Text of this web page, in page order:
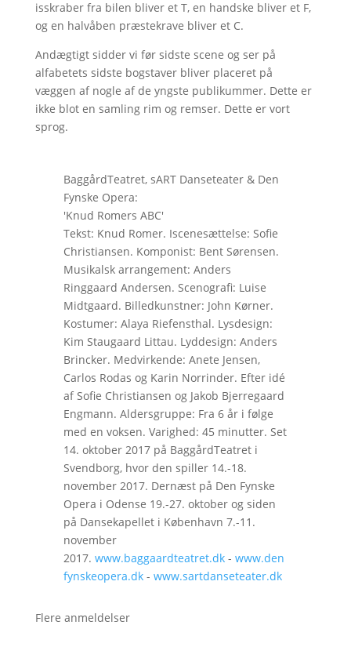
isskraber fra bilen bliver et T, en handske bliver et F,
og en halvåben præstekrave bliver et C.
Andægtigt sidder vi før sidste scene og ser på
alfabetets sidste bogstaver bliver placeret på
væggen af nogle af de yngste publikummer. Dette er
ikke blot en samling rim og remser. Dette er vort
sprog.
BaggårdTeatret, sART Danseteater & Den
Fynske Opera:
'Knud Romers ABC'
Tekst: Knud Romer. Iscenesættelse: Sofie
Christiansen. Komponist: Bent Sørensen.
Musikalsk arrangement: Anders
Ringgaard Andersen. Scenografi: Luise
Midtgaard. Billedkunstner: John Kørner.
Kostumer: Alaya Riefensthal. Lysdesign:
Kim Staugaard Littau. Lyddesign: Anders
Brincker. Medvirkende: Anete Jensen,
Carlos Rodas og Karin Norrinder. Efter idé
af Sofie Christiansen og Jakob Bjerregaard
Engmann. Aldersgruppe: Fra 6 år i følge
med en voksen. Varighed: 45 minutter. Set
14. oktober 2017 på BaggårdTeatret i
Svendborg, hvor den spiller 14.-18.
november 2017. Dernæst på Den Fynske
Opera i Odense 19.-27. oktober og siden
på Dansekapellet i København 7.-11.
november
2017. www.baggaardteatret.dk- www.den
fynskeopera.dk- www.sartdanseteater.dk
Flere anmeldelser